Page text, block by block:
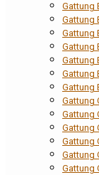
Gattung
Gattung
Gattung
Gattung
Gattung
Gattung
Gattung
Gattung
Gattung
Gattung
Gattung
Gattung
Gattung